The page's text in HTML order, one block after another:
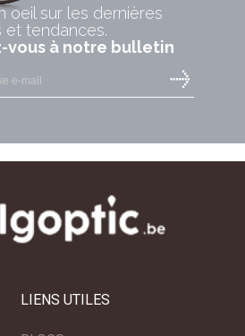
oeil sur les dernières
et tendances.
vous à notre bulletin
LIENS UTILES